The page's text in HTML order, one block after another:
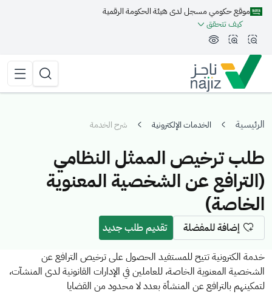
موقع حكومي مسجل لدى هيئة الحكومة الرقمية
كيف تتحقق
تقليل الرؤية وحجم الخطزيادة الرؤية وحجم الخطتبديل المظهر
البحث
الجانبية
الرئيسية الخدمات الإلكترونية شرح الخدمة
طلب ترخيص الممثل النظامي
(الترافع عن الشخصية المعنوية
الخاصة)
تقديم طلب جديد
خدمة الكترونية تتيح للمستفيد الحصول على ترخيص الترافع عن
الشخصية المعنوية الخاصة، للعاملين في الإدارات القانونية لدى المنشآت،
لتمكينهم بالترافع عن المنشأة بعدد لا محدود من القضايا